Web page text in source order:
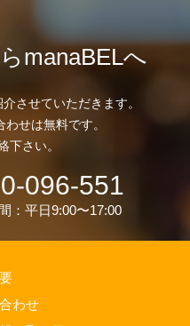
manaBELへ
させていただきます。
せは無料です。
下さい。
096-551
：平日9:00〜17:00
わせ